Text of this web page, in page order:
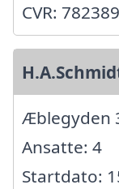
CVR:
Æblegyden
Ansatte: 4
Startdato: